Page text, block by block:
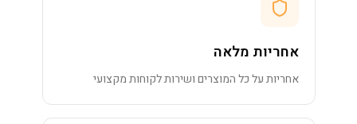
אחריות מלאה
אחריות על כל המוצרים ושירות לקוחות מקצועי